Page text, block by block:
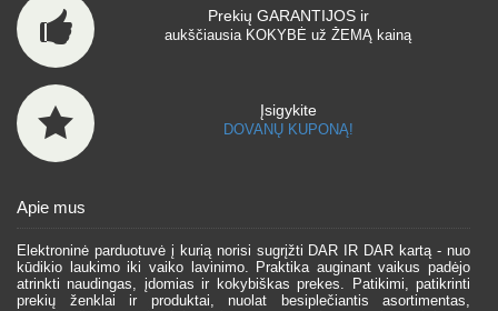
Prekių GARANTIJOS ir
aukščiausia KOKYBĖ už ŽEMĄ kainą
Įsigykite
DOVANŲ KUPONĄ!
Apie mus
Elektroninė parduotuvė į kurią norisi sugrįžti DAR IR DAR kartą - nuo
kūdikio laukimo iki vaiko lavinimo. Praktika auginant vaikus padėjo
atrinkti naudingas, įdomias ir kokybiškas prekes. Patikimi, patikrinti
prekių ženklai ir produktai, nuolat besiplečiantis asortimentas,